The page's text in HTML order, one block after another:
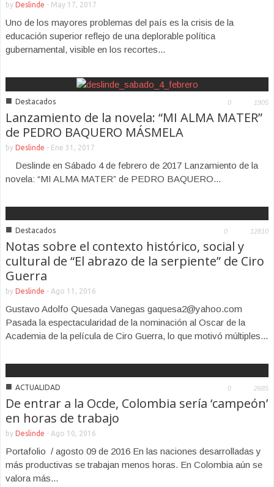
by Deslinde - May 17, 2017
Uno de los mayores problemas del país es la crisis de la
educación superior reflejo de una deplorable política
gubernamental, visible en los recortes...
■ Destacados 0 1905
Lanzamiento de la novela: “MI ALMA MATER”
de PEDRO BAQUERO MÁSMELA
by Deslinde - Ene 31, 2017
Deslinde en Sábado 4 de febrero de 2017 Lanzamiento de la
novela: “MI ALMA MATER” de PEDRO BAQUERO...
■ Destacados 0 12810
Notas sobre el contexto histórico, social y
cultural de “El abrazo de la serpiente” de Ciro
Guerra
by Deslinde - Ago 11, 2016
Gustavo Adolfo Quesada Vanegas gaquesa2@yahoo.com
Pasada la espectacularidad de la nominación al Oscar de la
Academia de la película de Ciro Guerra, lo que motivó múltiples...
■ ACTUALIDAD 0 2685
De entrar a la Ocde, Colombia sería ‘campeón’
en horas de trabajo
by Deslinde - Ago 10, 2016
Portafolio / agosto 09 de 2016 En las naciones desarrolladas y
más productivas se trabajan menos horas. En Colombia aún se
valora más...